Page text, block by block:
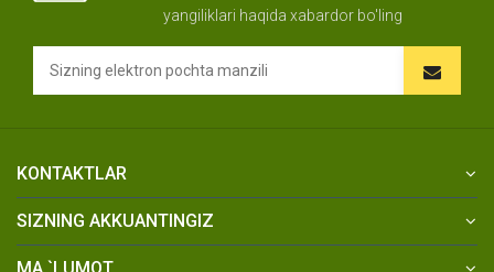
yangiliklari haqida xabardor bo'ling
KONTAKTLAR
SIZNING AKKUANTINGIZ
MA `LUMOT